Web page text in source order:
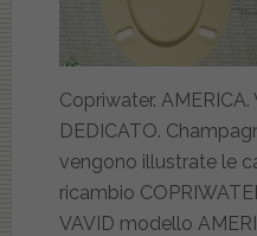
Copriwater. AMERICA.
DEDICATO.
vengono illustrate le
ricambio
VAVID modello